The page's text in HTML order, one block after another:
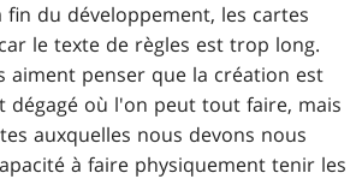
fin du développement, les cartes
le texte de règles est trop long.
aiment penser que la création est
dégagé où l'on peut tout faire, mais
auxquelles nous devons nous
à faire physiquement tenir les